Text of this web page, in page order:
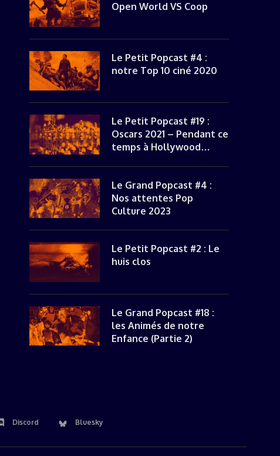
Open World VS Coop
Le Petit Popcast #4 :
notre Top 10 ciné 2020
Le Petit Popcast #19 :
Oscars 2021 – Pendant ce
temps à Hollywood…
Le Grand Popcast #4 :
Nos attentes Pop
Culture 2023
Le Petit Popcast #2 : Le
huis clos
Le Grand Popcast #18 :
les Animés de notre
Enfance (Partie 2)
Discord Bluesky